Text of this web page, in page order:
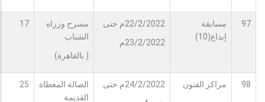
97
مسابقة
إبداع(10)
22/2/2022م حتى
23/2/2022م
مسرح وزراه
الشباب
( بالقاهرة)
17
98 مراكز الفنون
24/2/2022م حتى
الصالة المغطاة
القديمة
25